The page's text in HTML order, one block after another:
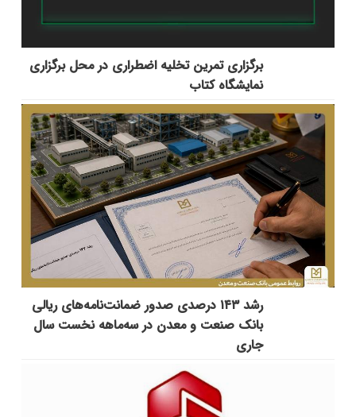
برگزاری تمرین تخلیه اضطراری در محل برگزاری
نمایشگاه کتاب
رشد ۱۴۳ درصدی صدور ضمانت‌نامه‌های ریالی
بانک صنعت و معدن در سه‌ماهه نخست سال
جاری